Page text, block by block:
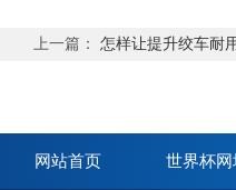
上一篇： 怎样让提升绞车耐
网站首页 世界杯